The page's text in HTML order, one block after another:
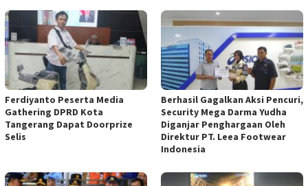
Ferdiyanto Peserta Media
Gathering DPRD Kota
Tangerang Dapat Doorprize
Selis
Berhasil Gagalkan Aksi Pencuri,
Security Mega Darma Yudha
Diganjar Penghargaan Oleh
Direktur PT. Leea Footwear
Indonesia